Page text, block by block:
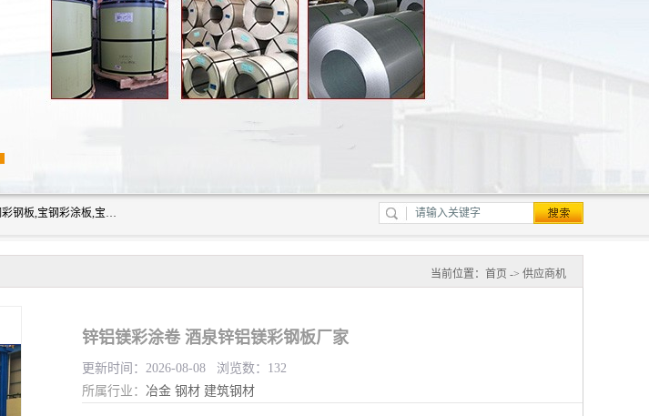
上海志辰实业有限公司主要经销:上海宝钢彩钢卷（宝钢总厂）台湾氟碳彩钢板,烨辉彩钢板,宝钢彩钢板,宝钢彩涂板,宝钢彩钢卷,马钢彩钢板,马钢彩钢卷,镀铝锌钢板,PVDF彩钢板,台湾烨辉彩钢板,高耐候彩钢板,硅改性彩钢板,规格齐全。
当前位置： 首页 -> 供应商机
锌铝镁彩涂卷 酒泉锌铝镁彩钢板厂家
更新时间：2026-08-08 浏览数：132
所属行业： 冶金 钢材 建筑钢材